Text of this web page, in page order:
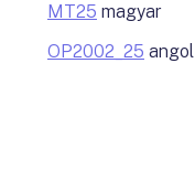
MT25 magyar
OP2002_25 angol